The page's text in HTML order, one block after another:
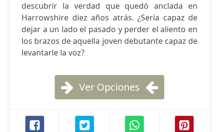
descubrir la verdad que quedó anclada en
Harrowshire diez años atrás. ¿Sería capaz de
dejar a un lado el pasado y perder el aliento en
los brazos de aquella joven debutante capaz de
levantarle la voz?
Ver Opciones